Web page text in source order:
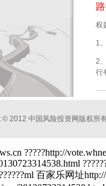
权
1
2
行
© 2012 中国风险投资网版权所
?????http://
百家乐网址